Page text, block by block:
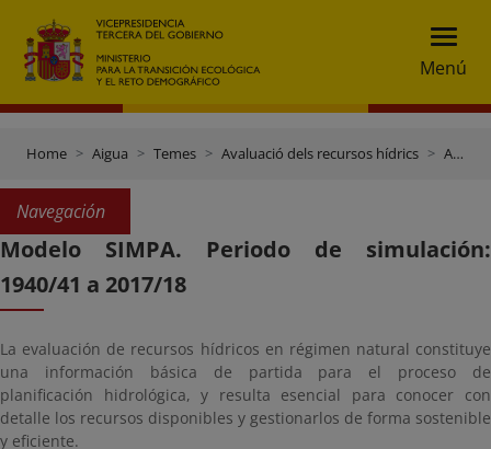
Menú
Home Aigua Temes Avaluació dels recursos hídrics Avaluació de recursos hídrics en règim natural (SIMPA)
Navegación
Modelo SIMPA. Periodo de simulación:
1940/41 a 2017/18
La evaluación de recursos hídricos en régimen natural constituye
una información básica de partida para el proceso de
planificación hidrológica, y resulta esencial para conocer con
detalle los recursos disponibles y gestionarlos de forma sostenible
y eficiente.